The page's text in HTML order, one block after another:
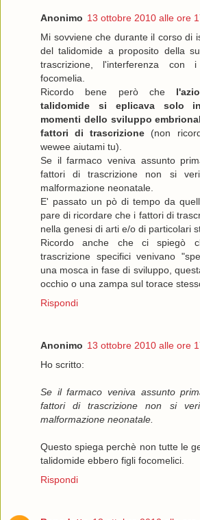
Anonimo 13 ottobre 2010 alle ore
Mi sovviene che durante il corso di
del talidomide a proposito della
trascrizione, l'interferenza con
focomelia.
Ricordo bene però che
talidomide si eplicava solo
momenti dello sviluppo
fattori di trascrizione (non
wewee aiutami tu).
Se il farmaco veniva assunto
fattori di trascrizione non si
malformazione neonatale.
E' passato un pò di tempo da
pare di ricordare che i fattori di
nella genesi di arti e/o di particolari
Ricordo anche che ci spiegò
trascrizione specifici venivano
una mosca in fase di sviluppo,
occhio o una zampa sul torace
Rispondi
Anonimo 13 ottobre 2010 alle ore
Ho scritto:
Se il farmaco veniva assunto
fattori di trascrizione non si
malformazione neonatale.
Questo spiega perchè non tutte le
talidomide ebbero figli focomelici.
Rispondi